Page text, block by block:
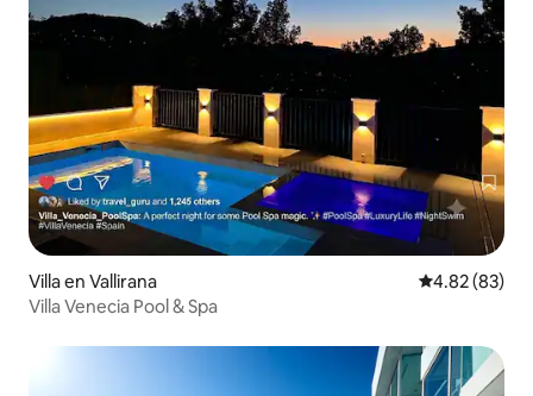
Villa en Vallirana Calificación
4.82 (83)
Villa Venecia Pool & Spa